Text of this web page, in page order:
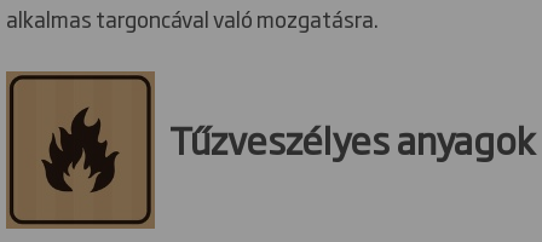
alkalmas targoncával való mozgatásra.
Tűzveszélyes anyagok